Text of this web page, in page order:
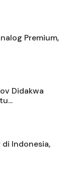
Premium,
Didakwa
Indonesia,